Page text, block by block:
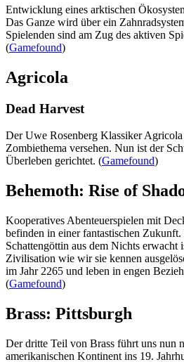
Entwicklung eines arktischen
Das Ganze wird über ein
Spielenden sind am Zug des aktiven
(Gamefound)
Agricola
Dead Harvest
Der Uwe Rosenberg Klassiker
Zombiethema versehen. Nun ist der
Überleben gerichtet. (Gamefound)
Behemoth: Rise of
Kooperatives Abenteuerspielen mit
befinden in einer fantastischen Zukunft.
Schattengöttin aus dem Nichts erwacht
Zivilisation wie wir sie kennen
im Jahr 2265 und leben in engen
(Gamefound)
Brass: Pittsburgh
Der dritte Teil von Brass führt uns nun
amerikanischen Kontinent ins 19.